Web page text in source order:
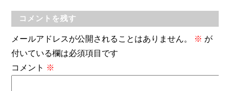
コメントを残す
メールアドレスが公開されることはありません。 ※ が
付いている欄は必須項目です
コメント ※